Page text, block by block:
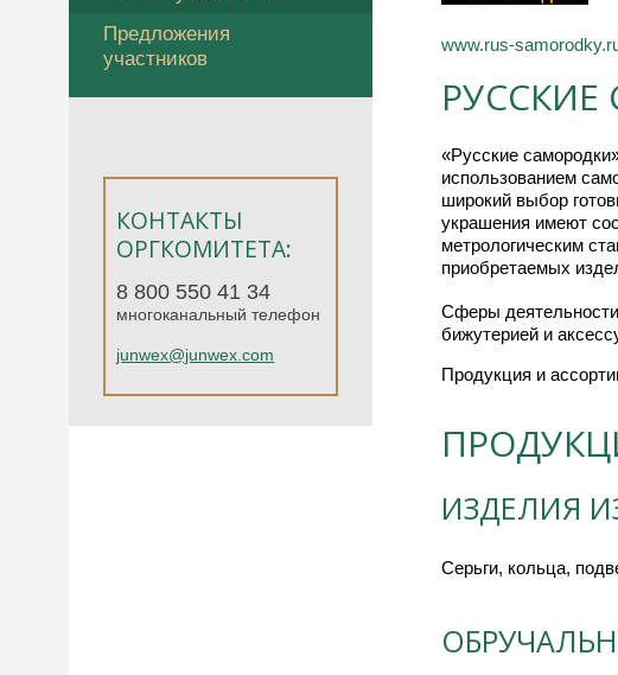
Предложения
участников
КОНТАКТЫ
ОРГКОМИТЕТА:
8 800 550 41 34
многоканальный телефон
junwex@junwex.com
www.rus-
«Русские
использованием
широкий выбор
украшения имеют
метрологическим
приобретаемых
Сферы деятельности
бижутерией и
Продукция и
ИЗДЕЛИЯ
Серьги, кольца,